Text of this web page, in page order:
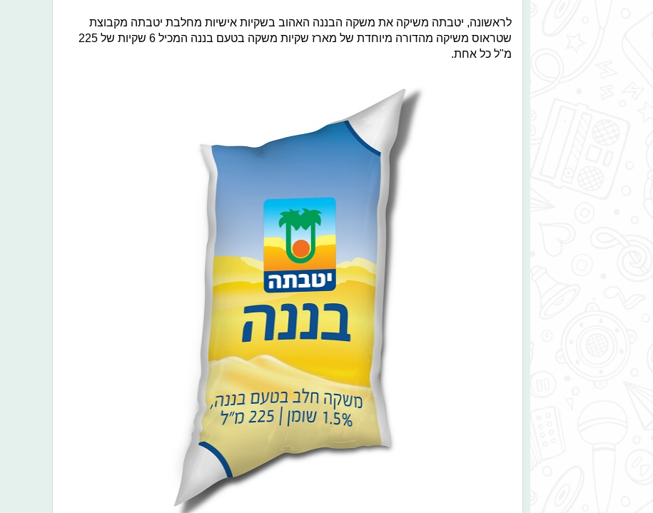
לראשונה, יטבתה משיקה את משקה הבננה האהוב בשקיות אישיות מחלבת יטבתה מקבוצת
שטראוס משיקה מהדורה מיוחדת של מארז שקיות משקה בטעם בננה המכיל 6 שקיות של 225
מ"ל כל אחת.